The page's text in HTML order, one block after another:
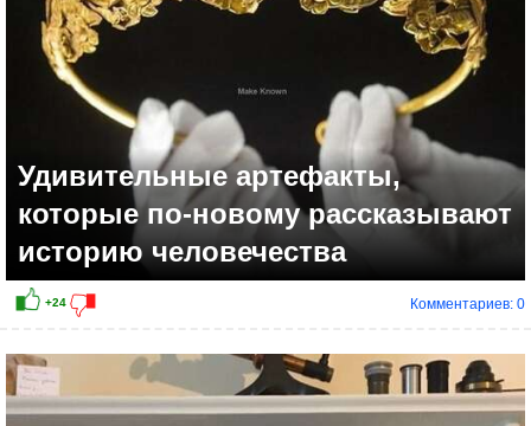
+29
Удивительные артефакты,
которые по-новому рассказывают
историю человечества
Комментариев: 0